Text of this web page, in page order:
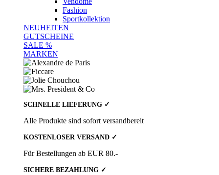
Fashion
Sportkollektion
NEUHEITEN
GUTSCHEINE
SALE %
MARKEN
SCHNELLE LIEFERUNG ✓
Alle Produkte sind sofort versandbereit
KOSTENLOSER VERSAND ✓
Für Bestellungen ab EUR 80.-
SICHERE BEZAHLUNG ✓